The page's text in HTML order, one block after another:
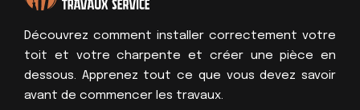
Découvrez comment installer correctement votre
toit et votre charpente et créer une pièce en
dessous. Apprenez tout ce que vous devez savoir
avant de commencer les travaux.